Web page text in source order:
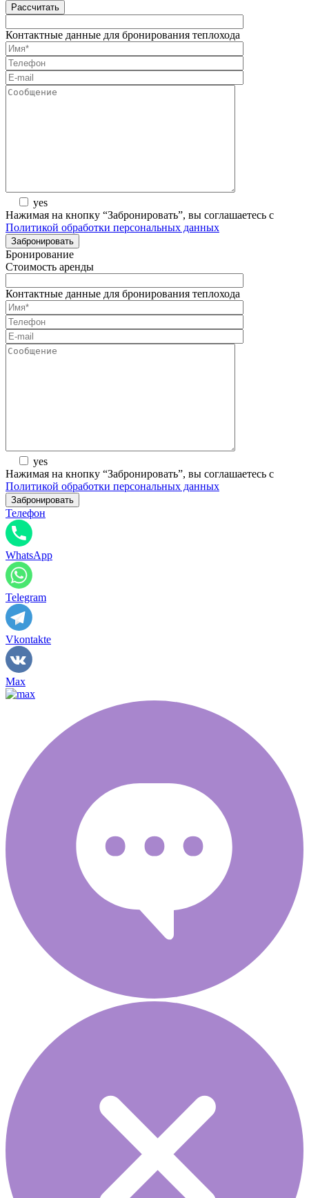
Рассчитать
Контактные данные для бронирования теплохода
yes
Нажимая на кнопку “Забронировать”, вы соглашаетесь с
Политикой обработки персональных данных
Бронирование
Стоимость аренды
Контактные данные для бронирования теплохода
yes
Нажимая на кнопку “Забронировать”, вы соглашаетесь с
Политикой обработки персональных данных
Телефон
WhatsApp
Telegram
Vkontakte
Max